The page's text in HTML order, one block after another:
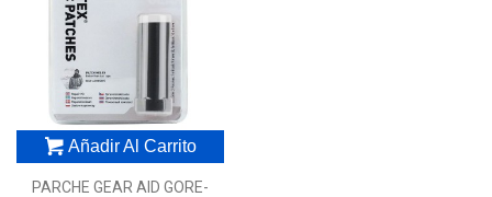
Añadir Al Carrito
PARCHE GEAR AID GORE-